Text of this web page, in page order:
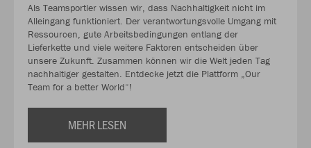
Als Teamsportler wissen wir, dass Nachhaltigkeit nicht im
Alleingang funktioniert. Der verantwortungsvolle Umgang mit
Ressourcen, gute Arbeitsbedingungen entlang der
Lieferkette und viele weitere Faktoren entscheiden über
unsere Zukunft. Zusammen können wir die Welt jeden Tag
nachhaltiger gestalten. Entdecke jetzt die Plattform „Our
Team for a better World“!
MEHR LESEN